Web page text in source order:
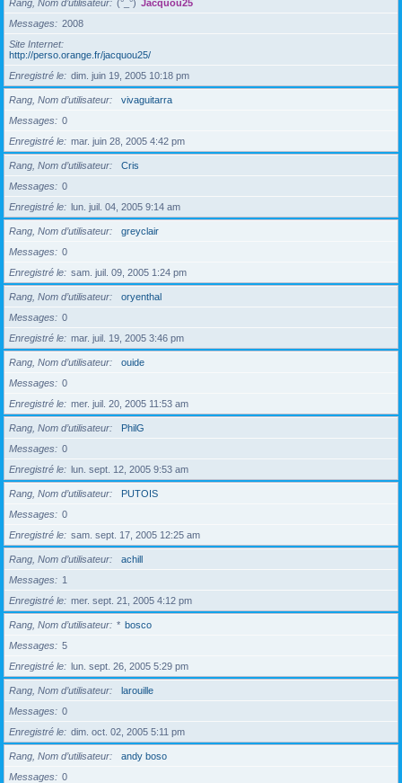
Rang, Nom d’utilisateur (°_°) Jacquou25
Messages
2008
Site Internet
http://perso.orange.fr/jacquou25/
Enregistré le
dim. juin 19, 2005 10:18 pm
Rang, Nom d’utilisateur
vivaguitarra
Messages
0
Enregistré le
mar. juin 28, 2005 4:42 pm
Rang, Nom d’utilisateur
Cris
Messages
0
Enregistré le
lun. juil. 04, 2005 9:14 am
Rang, Nom d’utilisateur
greyclair
Messages
0
Enregistré le
sam. juil. 09, 2005 1:24 pm
Rang, Nom d’utilisateur
oryenthal
Messages
0
Enregistré le
mar. juil. 19, 2005 3:46 pm
Rang, Nom d’utilisateur
ouide
Messages
0
Enregistré le
mer. juil. 20, 2005 11:53 am
Rang, Nom d’utilisateur
PhilG
Messages
0
Enregistré le
lun. sept. 12, 2005 9:53 am
Rang, Nom d’utilisateur
PUTOIS
Messages
0
Enregistré le
sam. sept. 17, 2005 12:25 am
Rang, Nom d’utilisateur
achill
Messages
1
Enregistré le
mer. sept. 21, 2005 4:12 pm
Rang, Nom d’utilisateur * bosco
Messages
5
Enregistré le
lun. sept. 26, 2005 5:29 pm
Rang, Nom d’utilisateur
larouille
Messages
0
Enregistré le
dim. oct. 02, 2005 5:11 pm
Rang, Nom d’utilisateur
andy boso
Messages
0